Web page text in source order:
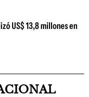
US$ 13,8 millones en